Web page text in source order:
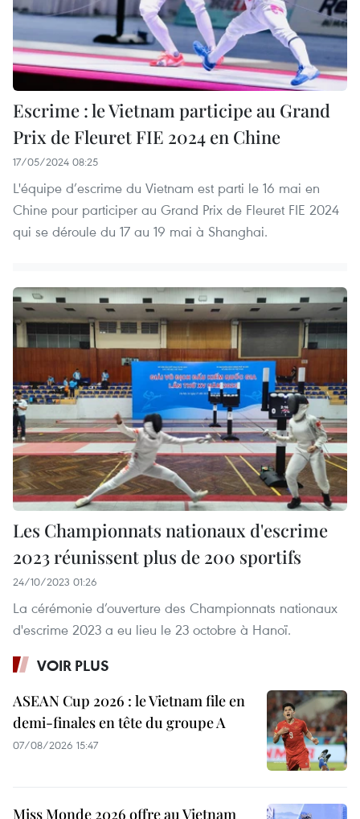
Escrime : le Vietnam participe au Grand
Prix de Fleuret FIE 2024 en Chine
17/05/2024 08:25
L'équipe d’escrime du Vietnam est parti le 16 mai en
Chine pour participer au Grand Prix de Fleuret FIE 2024
qui se déroule du 17 au 19 mai à Shanghai.
Les Championnats nationaux d'escrime
2023 réunissent plus de 200 sportifs
24/10/2023 01:26
La cérémonie d’ouverture des Championnats nationaux
d'escrime 2023 a eu lieu le 23 octobre à Hanoï.
VOIR PLUS
ASEAN Cup 2026 : le Vietnam file en
demi-finales en tête du groupe A
07/08/2026 15:47
Miss Monde 2026 offre au Vietnam